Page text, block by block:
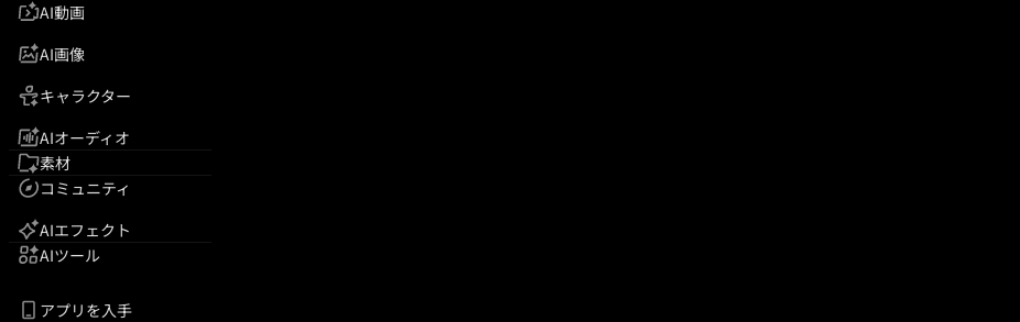
AI動画
AI画像
キャラクター
AIオーディオ
素材
コミュニティ
AIエフェクト
AIツール
アプリを入手